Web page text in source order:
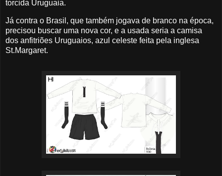
torcida Uruguaia.
Já contra o Brasil, que também jogava de branco na época,
precisou buscar uma nova cor, e a usada seria a camisa
dos anfitriões Uruguaios, azul celeste feita pela inglesa
St.Margaret.